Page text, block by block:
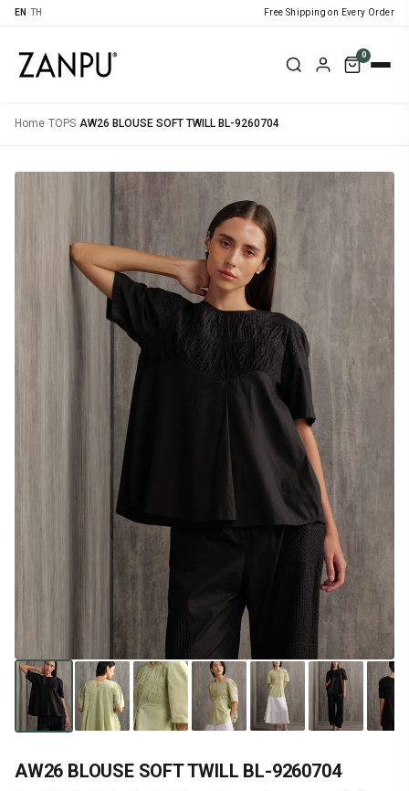
EN TH Free Shipping on Every Order
0
Home TOPS AW26 BLOUSE SOFT TWILL BL-9260704
AW26 BLOUSE SOFT TWILL BL-9260704